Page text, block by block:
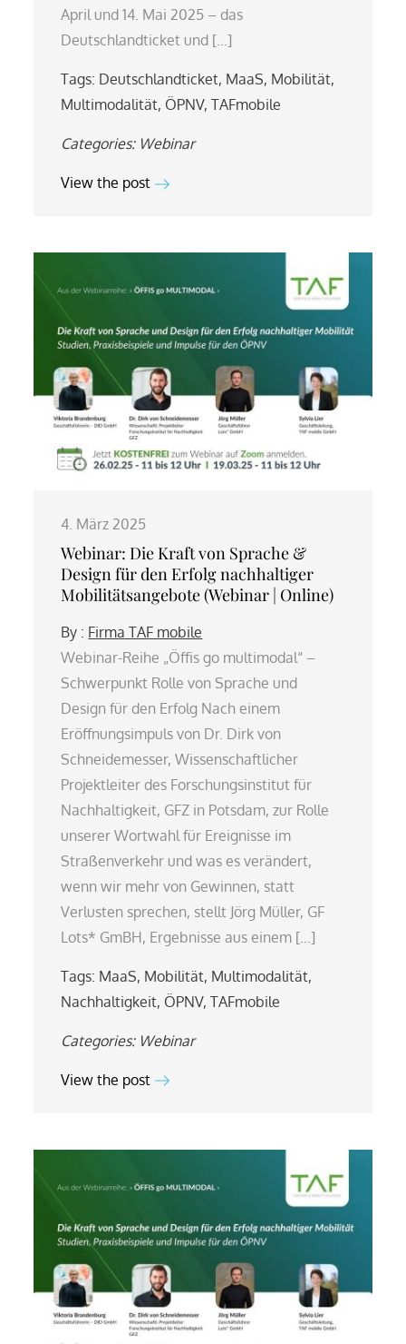
April und 14. Mai 2025 – das
Deutschlandticket und […]
Tags: Deutschlandticket, MaaS, Mobilität,
Multimodalität, ÖPNV,TAFmobile
Categories: Webinar
View the post
4. März 2025
Webinar: Die Kraft von Sprache &
Design für den Erfolg nachhaltiger
Mobilitätsangebote (Webinar | Online)
By : Firma TAF mobile
Webinar-Reihe „Öffis go multimodal“ –
Schwerpunkt Rolle von Sprache und
Design für den Erfolg Nach einem
Eröffnungsimpuls von Dr. Dirk von
Schneidemesser, Wissenschaftlicher
Projektleiter des Forschungsinstitut für
Nachhaltigkeit, GFZ in Potsdam, zur Rolle
unserer Wortwahl für Ereignisse im
Straßenverkehr und was es verändert,
wenn wir mehr von Gewinnen, statt
Verlusten sprechen, stellt Jörg Müller, GF
Lots* GmBH, Ergebnisse aus einem […]
Tags: MaaS, Mobilität, Multimodalität,
Nachhaltigkeit, ÖPNV,TAFmobile
Categories: Webinar
View the post